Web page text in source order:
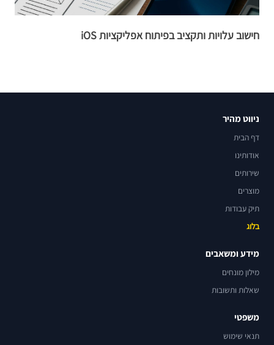
חישוב עלויות ותקציב בפיתוח אפליקציות iOS
ניווט מהיר
דף הבית
אודותינו
שירותים
מוצרים
תיק עבודות
בלוג
מידע ומשאבים
מילון מונחים
שאלות ותשובות
משפטי
תנאי שימוש